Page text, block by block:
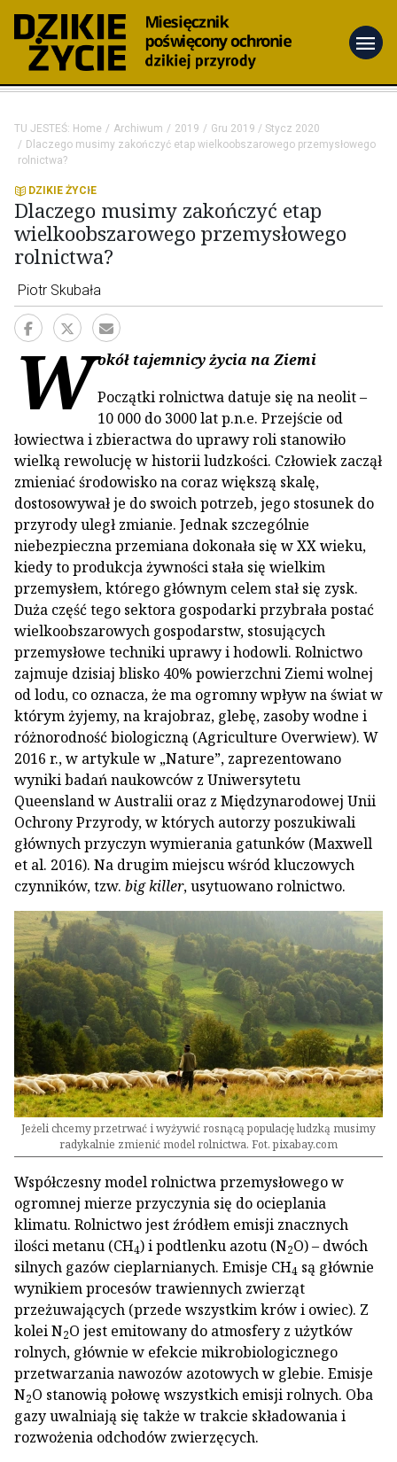
menu
TU JESTEŚ: Home Archiwum 2019
Gru 2019 / Stycz 2020
Dlaczego musimy zakończyć etap wielkoobszarowego przemysłowego
rolnictwa?
DZIKIE ŻYCIE
Dlaczego musimy zakończyć etap
wielkoobszarowego przemysłowego
rolnictwa?
Piotr Skubała
Wokół tajemnicy życia na Ziemi
Początki rolnictwa datuje się na neolit –
10 000 do 3000 lat p.n.e. Przejście od
łowiectwa i zbieractwa do uprawy roli stanowiło
wielką rewolucję w historii ludzkości. Człowiek zaczął
zmieniać środowisko na coraz większą skalę,
dostosowywał je do swoich potrzeb, jego stosunek do
przyrody uległ zmianie. Jednak szczególnie
niebezpieczna przemiana dokonała się w XX wieku,
kiedy to produkcja żywności stała się wielkim
przemysłem, którego głównym celem stał się zysk.
Duża część tego sektora gospodarki przybrała postać
wielkoobszarowych gospodarstw, stosujących
przemysłowe techniki uprawy i hodowli. Rolnictwo
zajmuje dzisiaj blisko 40% powierzchni Ziemi wolnej
od lodu, co oznacza, że ma ogromny wpływ na świat w
którym żyjemy, na krajobraz, glebę, zasoby wodne i
różnorodność biologiczną (Agriculture Overwiew). W
2016 r., w artykule w „Nature”, zaprezentowano
wyniki badań naukowców z Uniwersytetu
Queensland w Australii oraz z Międzynarodowej Unii
Ochrony Przyrody, w których autorzy poszukiwali
głównych przyczyn wymierania gatunków (Maxwell
et al. 2016). Na drugim miejscu wśród kluczowych
czynników, tzw. big killer, usytuowano rolnictwo.
Jeżeli chcemy przetrwać i wyżywić rosnącą populację ludzką musimy
radykalnie zmienić model rolnictwa. Fot. pixabay.com
Współczesny model rolnictwa przemysłowego w
ogromnej mierze przyczynia się do ocieplania
klimatu. Rolnictwo jest źródłem emisji znacznych
ilości metanu (CH4) i podtlenku azotu (N2O) – dwóch
silnych gazów cieplarnianych. Emisje CH4 są głównie
wynikiem procesów trawiennych zwierząt
przeżuwających (przede wszystkim krów i owiec). Z
kolei N2O jest emitowany do atmosfery z użytków
rolnych, głównie w efekcie mikrobiologicznego
przetwarzania nawozów azotowych w glebie. Emisje
N2O stanowią połowę wszystkich emisji rolnych. Oba
gazy uwalniają się także w trakcie składowania i
rozwożenia odchodów zwierzęcych.